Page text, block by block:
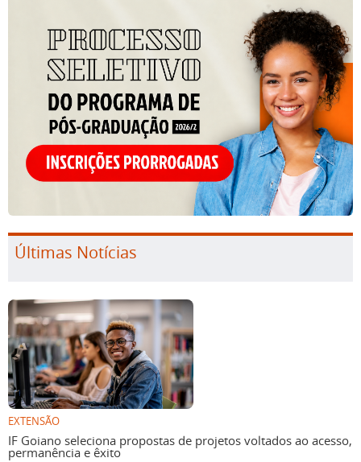
Últimas Notícias
EXTENSÃO
IF Goiano seleciona propostas de projetos voltados ao acesso,
permanência e êxito